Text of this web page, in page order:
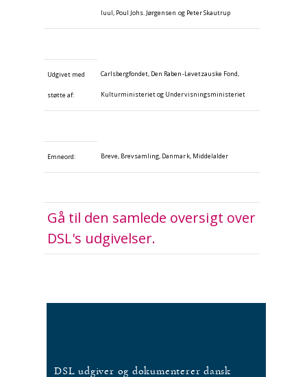
Iuul, Poul Johs. Jørgensen og Peter Skautrup
Udgivet med
støtte af:
Carlsbergfondet, Den Raben-Levetzauske Fond,
Kulturministeriet og Undervisningsministeriet
Emneord: Breve, Brevsamling, Danmark, Middelalder
Gå til den samlede oversigt over
DSL's udgivelser.
DSL udgiver og dokumenterer dansk